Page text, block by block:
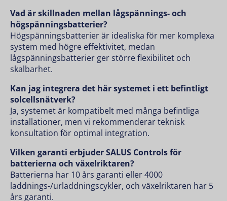
Vad är skillnaden mellan lågspännings- och
högspänningsbatterier?
Högspänningsbatterier är idealiska för mer komplexa
system med högre effektivitet, medan
lågspänningsbatterier ger större flexibilitet och
skalbarhet.
Kan jag integrera det här systemet i ett befintligt
solcellsnätverk?
Ja, systemet är kompatibelt med många befintliga
installationer, men vi rekommenderar teknisk
konsultation för optimal integration.
Vilken garanti erbjuder SALUS Controls för
batterierna och växelriktaren?
Batterierna har 10 års garanti eller 4000
laddnings-/urladdningscykler, och växelriktaren har 5
års garanti.